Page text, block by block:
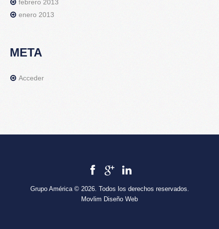
febrero 2013
enero 2013
META
Acceder
Grupo América © 2026. Todos los derechos reservados.
Movlim Diseño Web